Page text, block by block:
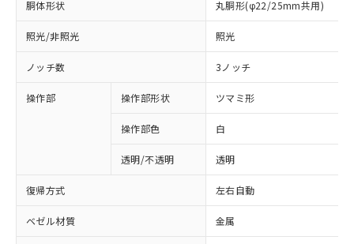
胴体形状 丸胴形(φ22/25mm共用)
照光/非照光 照光
ノッチ数 3ノッチ
操作部 操作部形状 ツマミ形
操作部色 白
透明/不透明 透明
復帰方式 左右自動
ベゼル材質 金属